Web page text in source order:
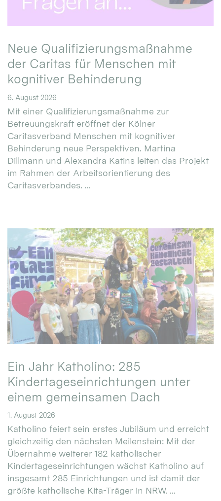
Neue Qualifizierungsmaßnahme
der Caritas für Menschen mit
kognitiver Behinderung
6. August 2026
Mit einer Qualifizierungsmaßnahme zur
Betreuungskraft eröffnet der Kölner
Caritasverband Menschen mit kognitiver
Behinderung neue Perspektiven. Martina
Dillmann und Alexandra Katins leiten das Projekt
im Rahmen der Arbeitsorientierung des
Caritasverbandes. ...
Ein Jahr Katholino: 285
Kindertageseinrichtungen unter
einem gemeinsamen Dach
1. August 2026
Katholino feiert sein erstes Jubiläum und erreicht
gleichzeitig den nächsten Meilenstein: Mit der
Übernahme weiterer 182 katholischer
Kindertageseinrichtungen wächst Katholino auf
insgesamt 285 Einrichtungen und ist damit der
größte katholische Kita-Träger in NRW. ...